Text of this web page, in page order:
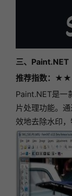
三、Paint.NET
推荐指数：
Paint.NET是一
片处理功能。
效地去除水印